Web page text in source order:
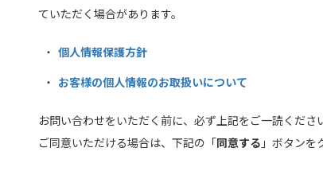
ていただく場合があります。
個人情報保護方針
お客様の個人情報のお取扱いについて
お問い合わせをいただく前に、必ず上記をご一読くださ
ご同意いただける場合は、下記の「同意する 」ボタンを